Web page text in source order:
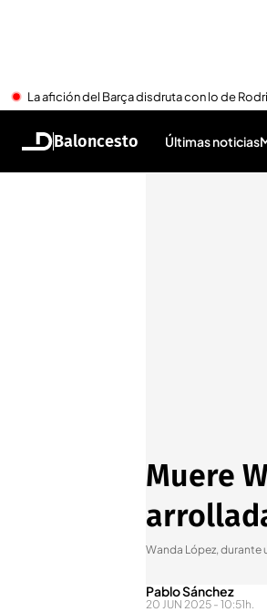
La afición del Barça disdruta con lo de Rodri
Baloncesto Últimas noticias
Muere
Wanda López,
Pablo Sánchez
20 JUN 2025 - 10:51h.